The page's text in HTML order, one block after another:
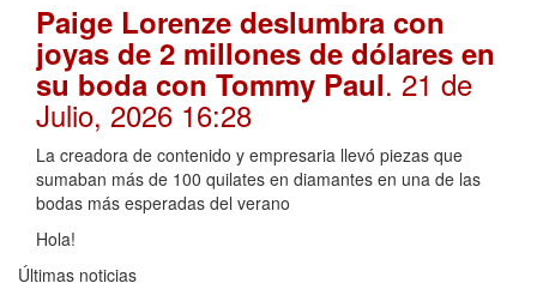
Paige Lorenze deslumbra con
joyas de 2 millones de dólares en
su boda con Tommy Paul. 21 de
Julio, 2026 16:28
La creadora de contenido y empresaria llevó piezas que
sumaban más de 100 quilates en diamantes en una de las
bodas más esperadas del verano
Hola!
Últimas noticias